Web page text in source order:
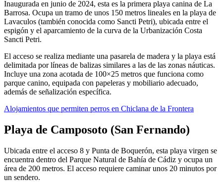
Inaugurada en junio de 2024, esta es la primera playa canina de La
Barrosa. Ocupa un tramo de unos 150 metros lineales en la playa de
Lavaculos (también conocida como Sancti Petri), ubicada entre el
espigón y el aparcamiento de la curva de la Urbanización Costa
Sancti Petri.
El acceso se realiza mediante una pasarela de madera y la playa está
delimitada por líneas de balizas similares a las de las zonas náuticas.
Incluye una zona acotada de 100×25 metros que funciona como
parque canino, equipada con papeleras y mobiliario adecuado,
además de señalización específica.
Alojamientos que permiten perros en Chiclana de la Frontera
Playa de Camposoto (San Fernando)
Ubicada entre el acceso 8 y Punta de Boquerón, esta playa virgen se
encuentra dentro del Parque Natural de Bahía de Cádiz y ocupa un
área de 200 metros. El acceso requiere caminar unos 20 minutos por
un sendero.